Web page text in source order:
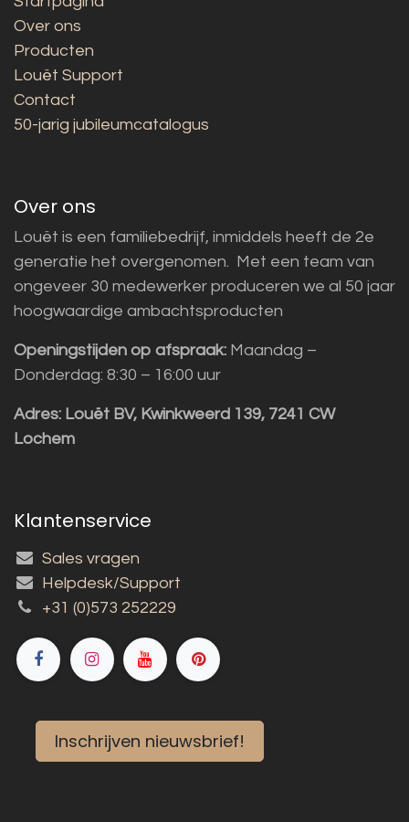
Over ons
Producten
Louët Support
Contact
50-jarig jubileumcatalogus
Over ons
Louët is een familiebedrijf, inmiddels heeft de 2e
generatie het overgenomen. Met een team van
ongeveer 30 medewerker produceren we al 50 jaar
hoogwaardige ambachtsproducten
Openingstijden op afspraak: Maandag –
Donderdag: 8:30 – 16:00 uur
Adres: Louët BV, Kwinkweerd 139, 7241 CW
Lochem
Klantenservice
Sales vragen
Helpdesk/Support
+31 (0)573 252229
Inschrijven nieuwsbrief!